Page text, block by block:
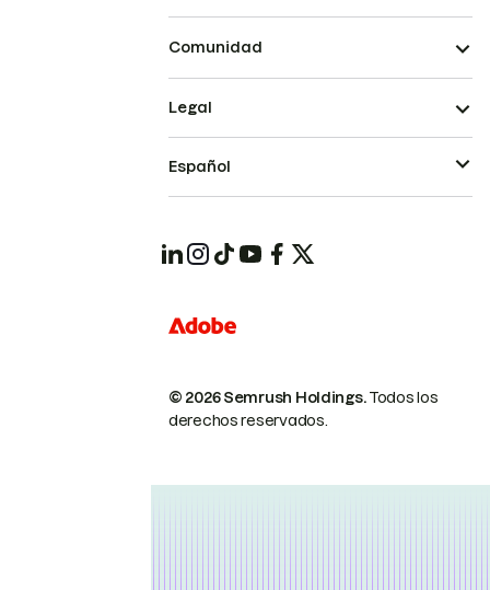
Comunidad
© 2026 Semrush Holdings.Todos los
derechos reservados.
Legal
Español